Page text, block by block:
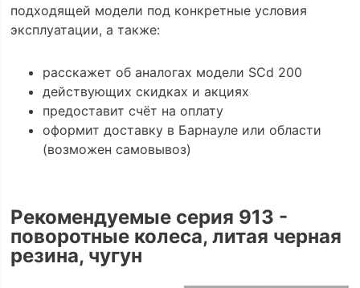
подходящей модели под конкретные условия
эксплуатации, а также:
расскажет об аналогах модели SCd 200
действующих скидках и акциях
предоставит счёт на оплату
оформит доставку в Барнауле или области
(возможен самовывоз)
Рекомендуемые серия 913 -
поворотные колеса, литая черная
резина, чугун